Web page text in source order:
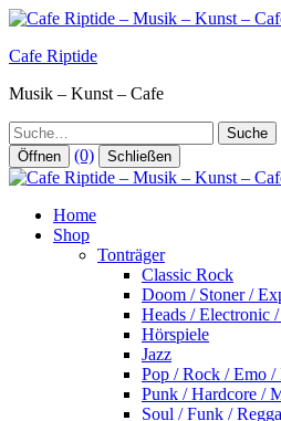
Zum
springen
Cafe Riptide
Musik – Kunst – Cafe
Suche
Öffnen (0) Schließen
Home
Shop
Tonträger
Classic Rock
Doom / Stoner /
Heads / Electronic
Hörspiele
Jazz
Pop / Rock / Emo /
Punk / Hardcore /
Soul / Funk /